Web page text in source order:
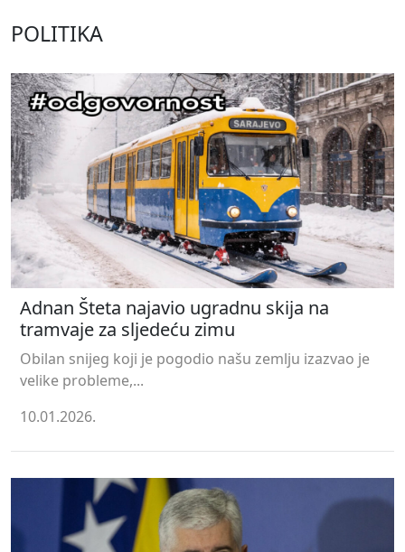
POLITIKA
Adnan Šteta najavio ugradnu skija na
tramvaje za sljedeću zimu
Obilan snijeg koji je pogodio našu zemlju izazvao je
velike probleme,...
10.01.2026.